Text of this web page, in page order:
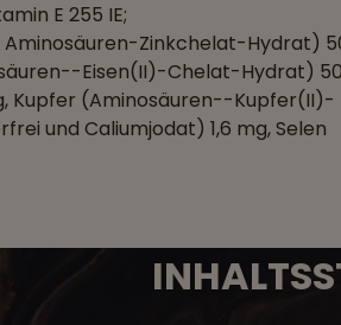
E 255 IE;
Zinkchelat-Hydrat)
Eisen(II)-Chelat-Hydrat) 50
Kupfer (Aminosäuren--Kupfer(II)-
und Caliumjodat) 1,6 mg, Selen